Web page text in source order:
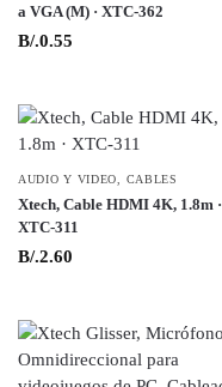
a VGA (M) · XTC-362
B/.0.55
AUDIO Y VIDEO CABLES
Xtech, Cable HDMI 4K, 1.8m ·
XTC-311
B/.2.60